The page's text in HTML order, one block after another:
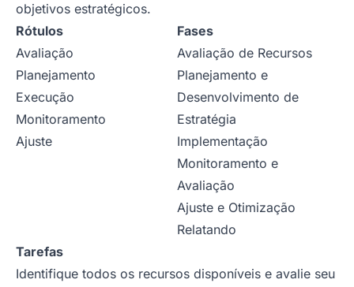
objetivos estratégicos.
Rótulos
Avaliação
Planejamento
Execução
Monitoramento
Ajuste
Fases
Avaliação de Recursos
Planejamento e
Desenvolvimento de
Estratégia
Implementação
Monitoramento e
Avaliação
Ajuste e Otimização
Relatando
Tarefas
Identifique todos os recursos disponíveis e avalie seu